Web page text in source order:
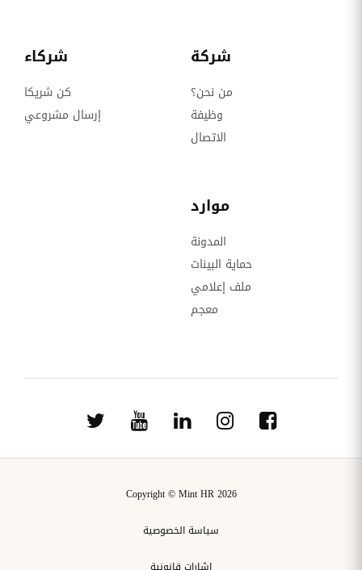
شركة
من نحن؟
وظيفة
الاتصال
شركاء
كن شريكا
إرسال مشروعي
موارد
المدونة
حماية البينات
ملف إعلامي
معجم
Copyright © Mint HR 2026
سياسة الخصوصية